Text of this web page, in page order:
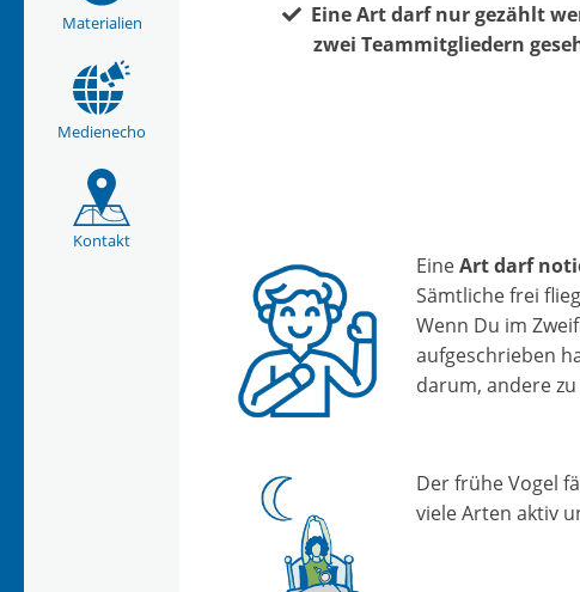
Materialien
Medienecho
Kontakt
Eine Art darf nur gezählt
zwei Teammitgliedern
EineArt darf
Sämtliche frei
Wenn Du im
aufgeschrieben
darum, andere
Der frühe Vogel
viele Arten aktiv